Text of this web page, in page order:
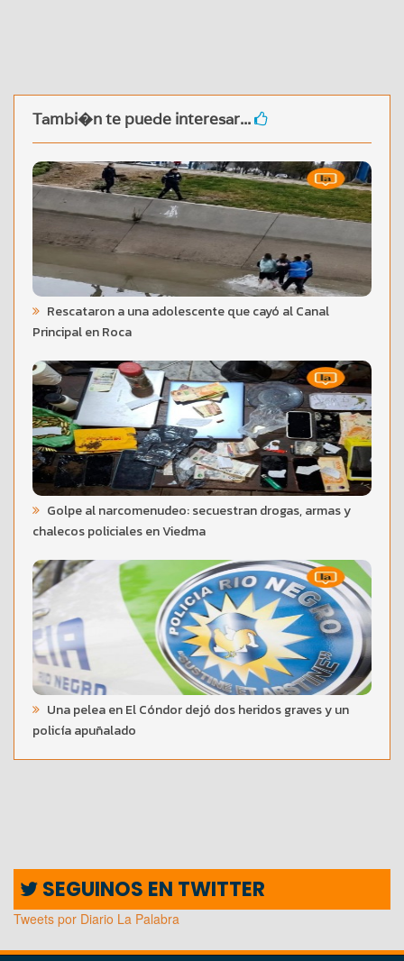
Tambi�n te puede interesar...
Rescataron a una adolescente que cayó al Canal
Principal en Roca
Golpe al narcomenudeo: secuestran drogas, armas y
chalecos policiales en Viedma
Una pelea en El Cóndor dejó dos heridos graves y un
policía apuñalado
SEGUINOS EN TWITTER
Tweets por Diario La Palabra